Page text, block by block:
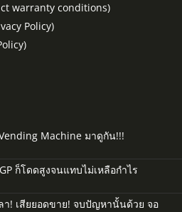
warranty conditions)
Policy)
Machine มาดูกัน!!!
ก็โดดสูงจนแทบไม่เหลือกำไร
า! เสียยอดขาย! จบปัญหานั้นด้วย จอ